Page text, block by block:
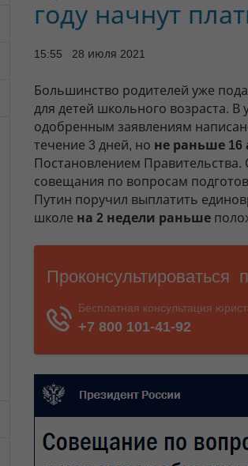
году начнут
15:55 28 июля 2021
Большинство родителей уже
для детей школьного возраста. В
одобренным заявлениям
течение 3 дней, но не раньше 16
Постановлением
совещания по вопросам
Путин поручил выплатить
школе на 2 недели раньше